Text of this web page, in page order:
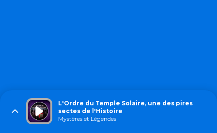
L'Ordre du Temple Solaire, une des pires
sectes de l'Histoire
Mystères et Légendes